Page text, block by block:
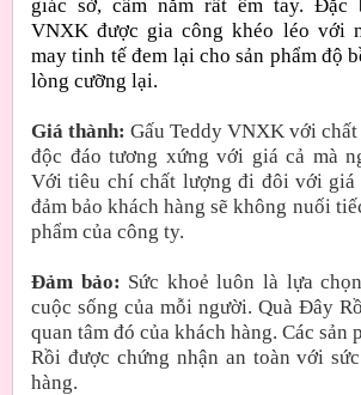
giác sờ, cầm nắm rất êm tay. Đặc
VNXK được gia công khéo léo với
may tinh tế đem lại cho sản phẩm độ
lòng cưỡng lại.
Giá thành: Gấu Teddy VNXK với
độc đáo tương xứng với giá cả mà
Với tiêu chí chất lượng đi đôi với giá
đảm bảo khách hàng sẽ không nuối
phẩm của công ty.
Đảm bảo: Sức khoẻ luôn là lựa
cuộc sống của mỗi người. Quà Đây
quan tâm đó của khách hàng. Các sản
Rồi được chứng nhận an toàn với
hàng.